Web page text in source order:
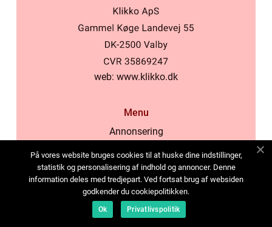
web: www.klikko.dk
Menu
Annonsering
Cookies
Kontakta oss
Sitemap
På vores website bruges cookies til at huske dine indstillinger,
statistik og personalisering af indhold og annoncer. Denne
information deles med tredjepart. Ved fortsat brug af websiden
godkender du cookiepolitikken.
Ok Privatlivspolitik